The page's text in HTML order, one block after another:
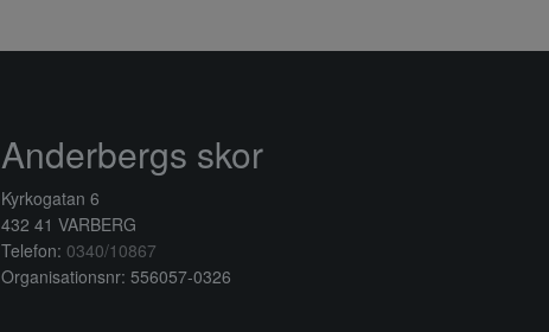
Anderbergs skor
Kyrkogatan 6
432 41 VARBERG
Telefon: 0340/10867
Organisationsnr: 556057-0326